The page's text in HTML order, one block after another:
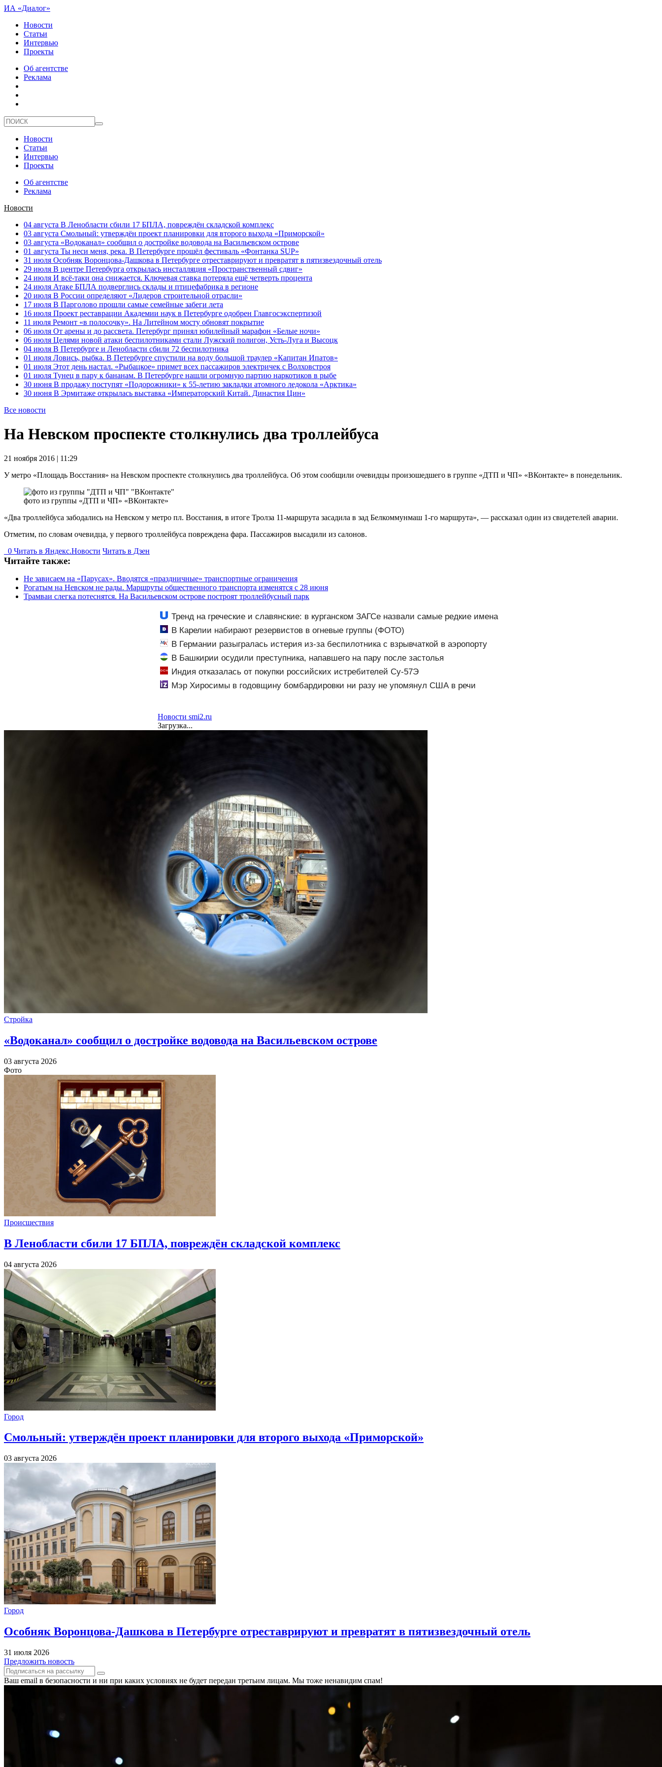
ИА «Диалог»
Новости
Статьи
Интервью
Проекты
Об агентстве
Реклама
Новости
Статьи
Интервью
Проекты
Об агентстве
Реклама
Новости
04 августа В Ленобласти сбили 17 БПЛА, повреждён складской комплекс
03 августа Смольный: утверждён проект планировки для второго выхода «Приморской»
03 августа «Водоканал» сообщил о достройке водовода на Васильевском острове
01 августа Ты неси меня, река. В Петербурге прошёл фестиваль «Фонтанка SUP»
31 июля Особняк Воронцова-Дашкова в Петербурге отреставрируют и превратят в пятизвездочный отель
29 июля В центре Петербурга открылась инсталляция «Пространственный сдвиг»
24 июля И всё-таки она снижается. Ключевая ставка потеряла ещё четверть процента
24 июля Атаке БПЛА подверглись склады и птицефабрика в регионе
20 июля В России определяют «Лидеров строительной отрасли»
17 июля В Парголово прошли самые семейные забеги лета
16 июля Проект реставрации Академии наук в Петербурге одобрен Главгосэкспертизой
11 июля Ремонт «в полосочку». На Литейном мосту обновят покрытие
06 июля От арены и до рассвета. Петербург принял юбилейный марафон «Белые ночи»
06 июля Целями новой атаки беспилотниками стали Лужский полигон, Усть-Луга и Высоцк
04 июля В Петербурге и Ленобласти сбили 72 беспилотника
01 июля Ловись, рыбка. В Петербурге спустили на воду большой траулер «Капитан Ипатов»
01 июля Этот день настал. «Рыбацкое» примет всех пассажиров электричек с Волховстроя
01 июля Тунец в пару к бананам. В Петербурге нашли огромную партию наркотиков в рыбе
30 июня В продажу поступят «Подорожники» к 55-летию закладки атомного ледокола «Арктика»
30 июня В Эрмитаже открылась выставка «Императорский Китай. Династия Цин»
Все новости
На Невском проспекте столкнулись два троллейбуса
21 ноября 2016 | 11:29
У метро «Площадь Восстания» на Невском проспекте столкнулись два троллейбуса. Об этом сообщили очевидцы произошедшего в группе «ДТП и ЧП» «ВКонтакте» в понедельник.
фото из группы «ДТП и ЧП» «ВКонтакте»
«Два троллейбуса забодались на Невском у метро пл. Восстания, в итоге Тролза 11-маршрута засадила в зад Белкоммунмаш 1-го маршрута», — рассказал один из свидетелей аварии.
Отметим, по словам очевидца, у первого троллейбуса повреждена фара. Пассажиров высадили из салонов.
0 Читать в Яндекс.Новости Читать в Дзен
Читайте также:
Не зависаем на «Парусах». Вводятся «праздничные» транспортные ограничения
Рогатым на Невском не рады. Маршруты общественного транспорта изменятся с 28 июня
Трамваи слегка потеснятся. На Васильевском острове построят троллейбусный парк
Тренд на греческие и славянские: в курганском ЗАГСе назвали самые редкие имена
за 2026 год
В Карелии набирают резервистов в огневые группы (ФОТО)
В Германии разыгралась истерия из-за беспилотника с взрывчаткой в аэропорту
В Башкирии осудили преступника, напавшего на пару после застолья
Индия отказалась от покупки российских истребителей Су-57Э
Мэр Хиросимы в годовщину бомбардировки ни разу не упомянул США в речи
Новости smi2.ru
Загрузка...
Стройка
«Водоканал» сообщил о достройке водовода на Васильевском острове
03 августа 2026
Фото
Происшествия
В Ленобласти сбили 17 БПЛА, повреждён складской комплекс
04 августа 2026
Город
Смольный: утверждён проект планировки для второго выхода «Приморской»
03 августа 2026
Город
Особняк Воронцова-Дашкова в Петербурге отреставрируют и превратят в пятизвездочный отель
31 июля 2026
Предложить новость
Ваш email в безопасности и ни при каких условиях не будет передан третьим лицам. Мы тоже ненавидим спам!